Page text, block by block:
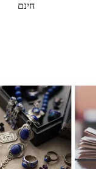
חינם